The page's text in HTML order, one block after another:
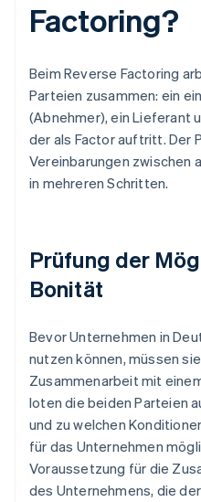
Factoring?
Beim Reverse Factoring
Parteien zusammen: ein
(Abnehmer), ein Lieferant
der als Factor auftritt. Der
Vereinbarungen zwischen
in mehreren Schritten.
Prüfung der
Bonität
Bevor Unternehmen in
nutzen können, müssen
Zusammenarbeit mit
loten die beiden Parteien
und zu welchen
für das Unternehmen
Voraussetzung für die
des Unternehmens, die